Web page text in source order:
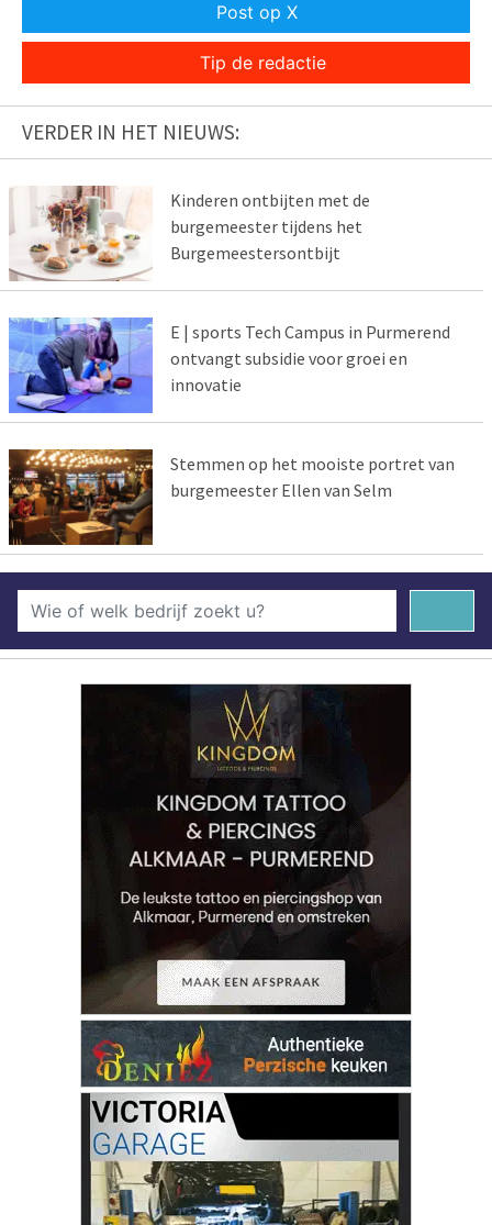
Post op X
Tip de redactie
VERDER IN HET NIEUWS:
Kinderen ontbijten met de
burgemeester tijdens het
Burgemeestersontbijt
E | sports Tech Campus in Purmerend
ontvangt subsidie voor groei en
innovatie
Stemmen op het mooiste portret van
burgemeester Ellen van Selm